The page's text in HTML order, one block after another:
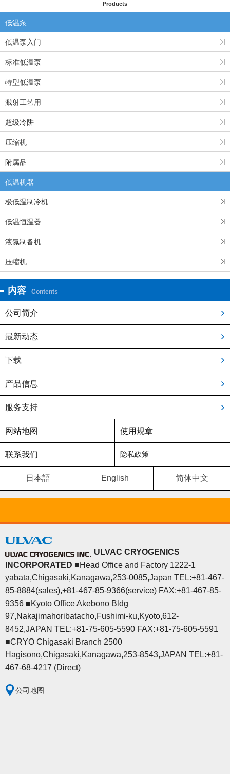
Products
低温泵
低温泵入门
标准低温泵
特型低温泵
溅射工艺用
超级冷阱
压缩机
附属品
低温机器
极低温制冷机
低温恒温器
液氮制备机
压缩机
ULVAC CRYOGENICS
INCORPORATED ■Head Office and Factory 1222-1
yabata,Chigasaki,Kanagawa,253-0085,Japan TEL:+81-467-
85-8884(sales),+81-467-85-9366(service) FAX:+81-467-85-
9356 ■Kyoto Office Akebono Bldg
97,Nakajimahoribatacho,Fushimi-ku,Kyoto,612-
8452,JAPAN TEL:+81-75-605-5590 FAX:+81-75-605-5591
■CRYO Chigasaki Branch 2500
Hagisono,Chigasaki,Kanagawa,253-8543,JAPAN TEL:+81-
467-68-4217 (Direct)
公司地图
内容 Contents
公司简介
最新动态
下载
产品信息
服务支持
网站地图 使用规章
联系我们 隐私政策
简体中文
English
日本語